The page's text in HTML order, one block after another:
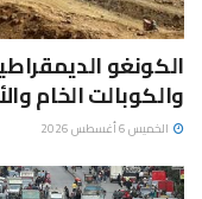
الكونغو
والكوبالت الخام
الخميس 6 أغسطس 2026